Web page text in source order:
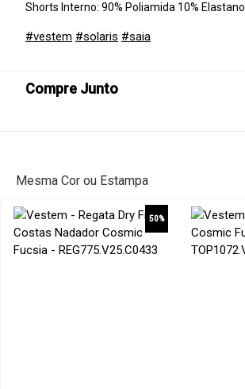
Shorts Interno: 90% Poliamida 10% Elastano.
#vestem #solaris #saia
Compre Junto
Mesma Cor ou Estampa
50%